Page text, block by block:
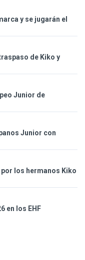
y se jugarán el
de Kiko y
Junior de
Junior con
los hermanos Kiko
en los EHF